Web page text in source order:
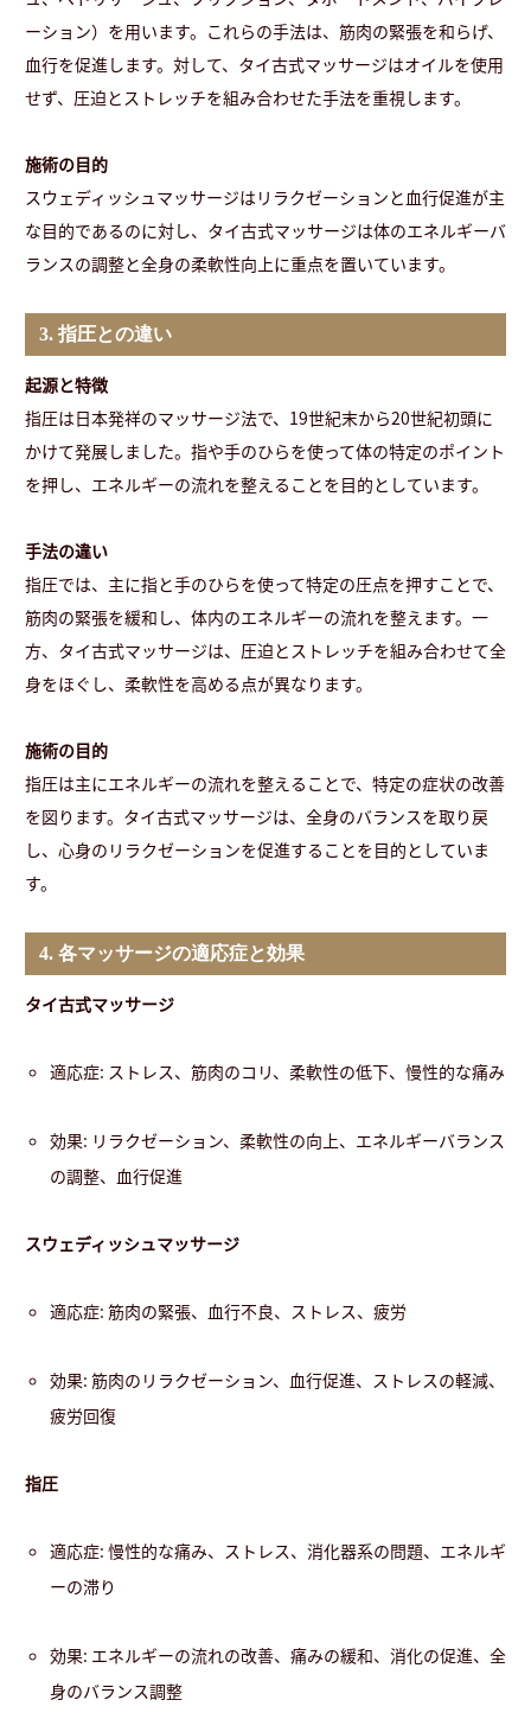
ーション）を用います。これらの手法は、筋肉の緊張を和らげ、
血行を促進します。対して、タイ古式マッサージはオイルを使用
せず、圧迫とストレッチを組み合わせた手法を重視します。
施術の目的
スウェディッシュマッサージはリラクゼーションと血行促進が主
な目的であるのに対し、タイ古式マッサージは体のエネルギーバ
ランスの調整と全身の柔軟性向上に重点を置いています。
3. 指圧との違い
起源と特徴
指圧は日本発祥のマッサージ法で、19世紀末から20世紀初頭に
かけて発展しました。指や手のひらを使って体の特定のポイント
を押し、エネルギーの流れを整えることを目的としています。
手法の違い
指圧では、主に指と手のひらを使って特定の圧点を押すことで、
筋肉の緊張を緩和し、体内のエネルギーの流れを整えます。一
方、タイ古式マッサージは、圧迫とストレッチを組み合わせて全
身をほぐし、柔軟性を高める点が異なります。
施術の目的
指圧は主にエネルギーの流れを整えることで、特定の症状の改善
を図ります。タイ古式マッサージは、全身のバランスを取り戻
し、心身のリラクゼーションを促進することを目的としていま
す。
4. 各マッサージの適応症と効果
タイ古式マッサージ
適応症: ストレス、筋肉のコリ、柔軟性の低下、慢性的な痛み
効果: リラクゼーション、柔軟性の向上、エネルギーバランス
の調整、血行促進
スウェディッシュマッサージ
適応症: 筋肉の緊張、血行不良、ストレス、疲労
効果: 筋肉のリラクゼーション、血行促進、ストレスの軽減、
疲労回復
指圧
適応症: 慢性的な痛み、ストレス、消化器系の問題、エネルギ
ーの滞り
効果: エネルギーの流れの改善、痛みの緩和、消化の促進、全
身のバランス調整